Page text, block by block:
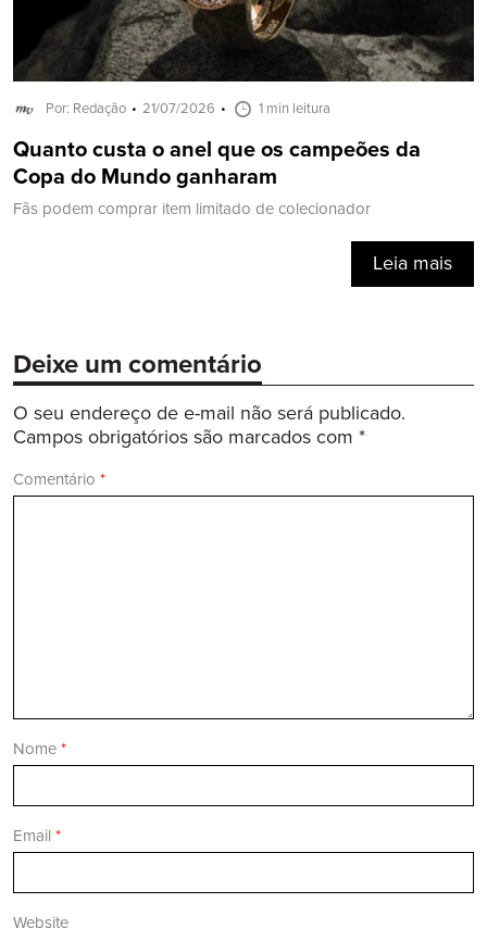
Por: Redação 21/07/2026 1 min leitura
Quanto custa o anel que os campeões da
Copa do Mundo ganharam
Fãs podem comprar item limitado de colecionador
Leia mais
Deixe um comentário
O seu endereço de e-mail não será publicado.
Campos obrigatórios são marcados com *
Comentário *
Nome *
Email *
Website